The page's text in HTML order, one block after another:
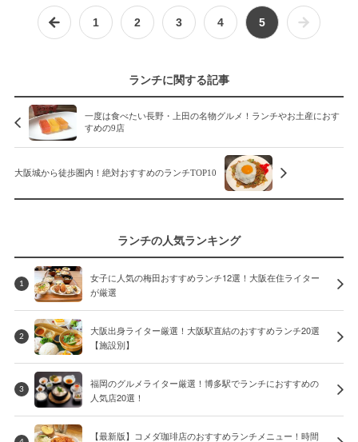
1 2 3 4 5
ランチに関する記事
一度は食べたい長野・上田の名物グルメ！ランチやお土産におす
すめの9店
大阪城から徒歩圏内！絶対おすすめのランチTOP10
ランチの人気ランキング
1
女子に人気の梅田おすすめランチ12選！大阪在住ライター
が厳選
2
大阪出身ライター厳選！大阪駅直結のおすすめランチ20選
【施設別】
3
福岡のグルメライター厳選！博多駅でランチにおすすめの
人気店20選！
【最新版】コメダ珈琲店のおすすめランチメニュー！時間